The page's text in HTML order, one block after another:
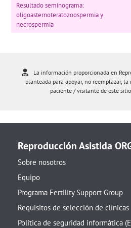
Resultado seminograma:
oligoasternoteratozoospermia y
necrospermia
La información proporcionada en
planteada para apoyar, no reemplazar,
paciente / visitante de este
Reproducción Asistida
Sobre nosotros
Equipo
Programa Fertility Support Group
Requisitos de selección de clínicas
Política de seguridad informática